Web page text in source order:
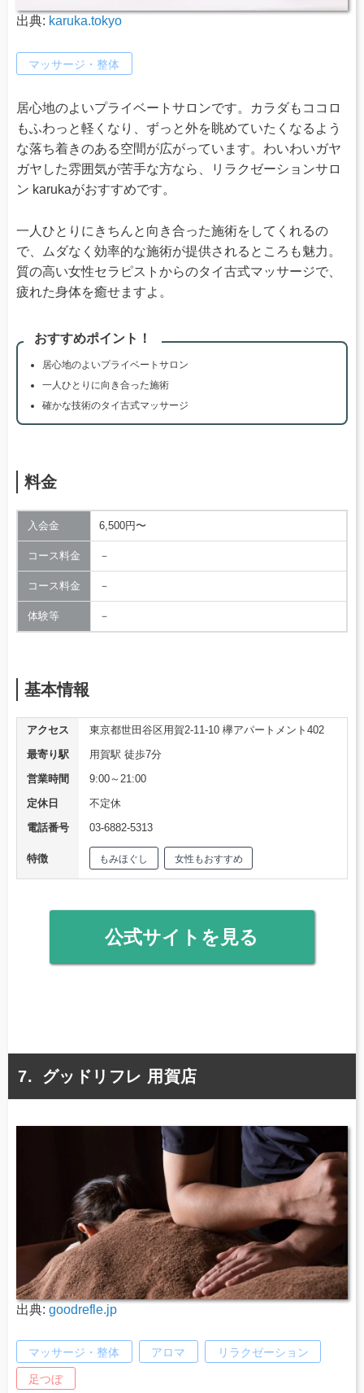
出典: karuka.tokyo
マッサージ・整体
居心地のよいプライベートサロンです。カラダもココロ
もふわっと軽くなり、ずっと外を眺めていたくなるよう
な落ち着きのある空間が広がっています。わいわいガヤ
ガヤした雰囲気が苦手な方なら、リラクゼーションサロ
ン karukaがおすすめです。
一人ひとりにきちんと向き合った施術をしてくれるの
で、ムダなく効率的な施術が提供されるところも魅力。
質の高い女性セラピストからのタイ古式マッサージで、
疲れた身体を癒せますよ。
おすすめポイント！
居心地のよいプライベートサロン
一人ひとりに向き合った施術
確かな技術のタイ古式マッサージ
料金
入会金 6,500円〜
コース料金 －
コース料金 －
体験等 －
基本情報
アクセス
東京都世田谷区用賀2-11-10 欅アパートメント402
最寄り駅
用賀駅 徒歩7分
営業時間
9:00～21:00
定休日
不定休
電話番号
03-6882-5313
特徴 もみほぐし 女性もおすすめ
公式サイトを見る
グッドリフレ 用賀店
出典: goodrefle.jp
マッサージ・整体 アロマ リラクゼーション
足つぼ